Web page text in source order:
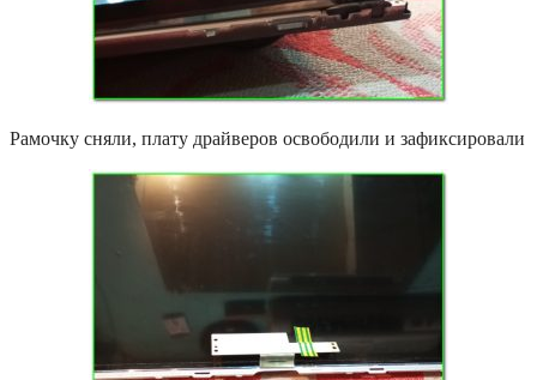
Рамочку сняли, плату драйверов освободили и зафиксировали